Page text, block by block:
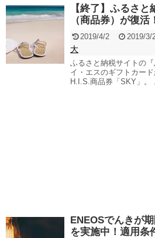
【終了】ふるさ
（商品券）が復活
2019/4/2 2019/3/
大
ふるさと納税サイトの
イ・エスのギフトカー
H.I.S.商品券「SKY」。
ENEOSでんきが
を実施中！適用条